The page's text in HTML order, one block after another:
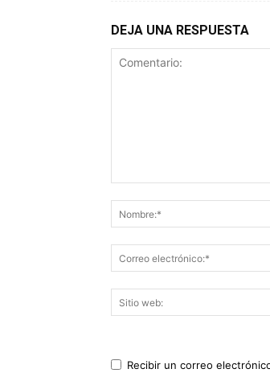
DEJA UNA RESPUESTA
Recibir un correo